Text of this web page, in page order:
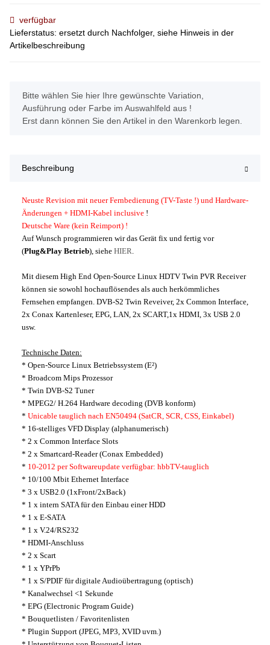
verfügbar
Lieferstatus: ersetzt durch Nachfolger, siehe Hinweis in der
Artikelbeschreibung
x
Bitte wählen Sie hier Ihre gewünschte Variation,
Ausführung oder Farbe im Auswahlfeld aus !
Erst dann können Sie den Artikel in den Warenkorb legen.
Beschreibung
Neuste Revision mit neuer Fernbedienung (TV-Taste !) und Hardware-
Änderungen + HDMI-Kabel inclusive !
Deutsche Ware (kein Reimport) !
Auf Wunsch programmieren wir das Gerät fix und fertig vor
(Plug&Play Betrieb), siehe HIER.
Mit diesem High End Open-Source Linux HDTV Twin PVR Receiver
können sie sowohl hochauflösendes als auch herkömmliches
Fernsehen empfangen. DVB-S2 Twin Reveiver, 2x Common Interface,
2x Conax Kartenleser, EPG, LAN, 2x SCART,1x HDMI, 3x USB 2.0
usw.
Technische Daten:
* Open-Source Linux Betriebssystem (E²)
* Broadcom Mips Prozessor
* Twin DVB-S2 Tuner
* MPEG2/ H.264 Hardware decoding (DVB konform)
* Unicable tauglich nach EN50494 (SatCR, SCR, CSS, Einkabel)
* 16-stelliges VFD Display (alphanumerisch)
* 2 x Common Interface Slots
* 2 x Smartcard-Reader (Conax Embedded)
* 10-2012 per Softwareupdate verfügbar: hbbTV-tauglich
* 10/100 Mbit Ethernet Interface
* 3 x USB2.0 (1xFront/2xBack)
* 1 x intern SATA für den Einbau einer HDD
* 1 x E-SATA
* 1 x V.24/RS232
* HDMI-Anschluss
* 2 x Scart
* 1 x YPrPb
* 1 x S/PDIF für digitale Audioübertragung (optisch)
* Kanalwechsel <1 Sekunde
* EPG (Electronic Program Guide)
* Bouquetlisten / Favoritenlisten
* Plugin Support (JPEG, MP3, XVID uvm.)